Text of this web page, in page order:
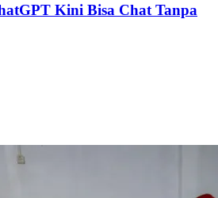
Kini Bisa Chat Tanpa